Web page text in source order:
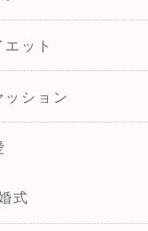
エット
ッション
式